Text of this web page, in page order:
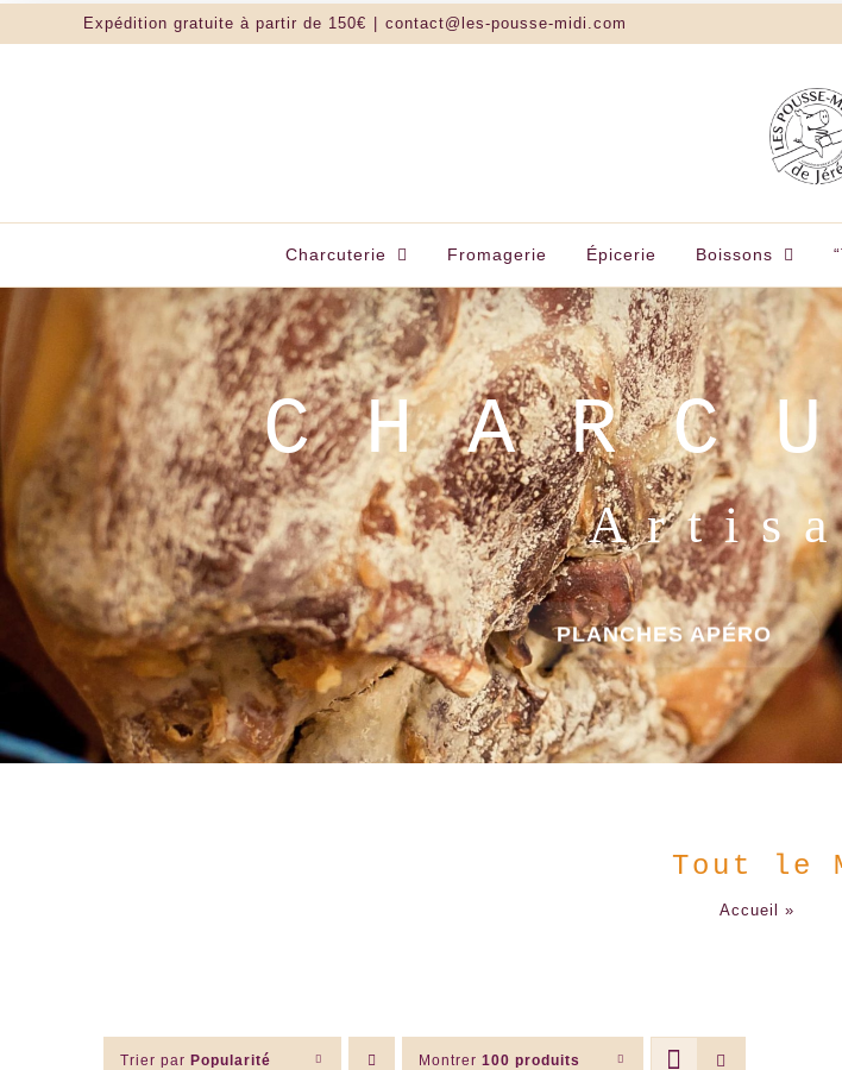
au
Expédition gratuite à partir de 150€ contact@les-pousse-midi.com
Charcuterie Fromagerie Épicerie Boissons
LES POUSSE-MIDI • LA
CASA
B i e n v
LES + DEMANDÉS
Tout le
Accueil »
Trier par Popularité Montrer 100 produits